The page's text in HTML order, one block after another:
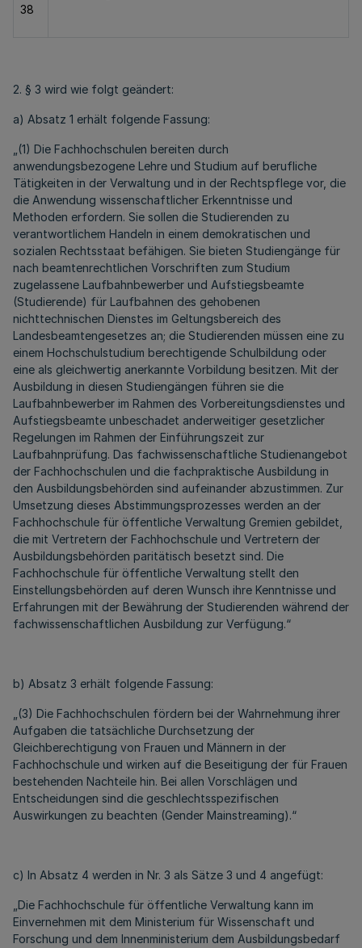
38
2. § 3 wird wie folgt geändert:
a) Absatz 1 erhält folgende Fassung:
„(1) Die Fachhochschulen bereiten durch
anwendungsbezogene Lehre und Studium auf berufliche
Tätigkeiten in der Verwaltung und in der Rechtspflege vor, die
die Anwendung wissenschaftlicher Erkenntnisse und
Methoden erfordern. Sie sollen die Studierenden zu
verantwortlichem Handeln in einem demokratischen und
sozialen Rechtsstaat befähigen. Sie bieten Studiengänge für
nach beamtenrechtlichen Vorschriften zum Studium
zugelassene Laufbahnbewerber und Aufstiegsbeamte
(Studierende) für Laufbahnen des gehobenen
nichttechnischen Dienstes im Geltungsbereich des
Landesbeamtengesetzes an; die Studierenden müssen eine zu
einem Hochschulstudium berechtigende Schulbildung oder
eine als gleichwertig anerkannte Vorbildung besitzen. Mit der
Ausbildung in diesen Studiengängen führen sie die
Laufbahnbewerber im Rahmen des Vorbereitungsdienstes und
Aufstiegsbeamte unbeschadet anderweitiger gesetzlicher
Regelungen im Rahmen der Einführungszeit zur
Laufbahnprüfung. Das fachwissenschaftliche Studienangebot
der Fachhochschulen und die fachpraktische Ausbildung in
den Ausbildungsbehörden sind aufeinander abzustimmen. Zur
Umsetzung dieses Abstimmungsprozesses werden an der
Fachhochschule für öffentliche Verwaltung Gremien gebildet,
die mit Vertretern der Fachhochschule und Vertretern der
Ausbildungsbehörden paritätisch besetzt sind. Die
Fachhochschule für öffentliche Verwaltung stellt den
Einstellungsbehörden auf deren Wunsch ihre Kenntnisse und
Erfahrungen mit der Bewährung der Studierenden während der
fachwissenschaftlichen Ausbildung zur Verfügung.“
b) Absatz 3 erhält folgende Fassung:
„(3) Die Fachhochschulen fördern bei der Wahrnehmung ihrer
Aufgaben die tatsächliche Durchsetzung der
Gleichberechtigung von Frauen und Männern in der
Fachhochschule und wirken auf die Beseitigung der für Frauen
bestehenden Nachteile hin. Bei allen Vorschlägen und
Entscheidungen sind die geschlechtsspezifischen
Auswirkungen zu beachten (Gender Mainstreaming).“
c) In Absatz 4 werden in Nr. 3 als Sätze 3 und 4 angefügt:
„Die Fachhochschule für öffentliche Verwaltung kann im
Einvernehmen mit dem Ministerium für Wissenschaft und
Forschung und dem Innenministerium dem Ausbildungsbedarf